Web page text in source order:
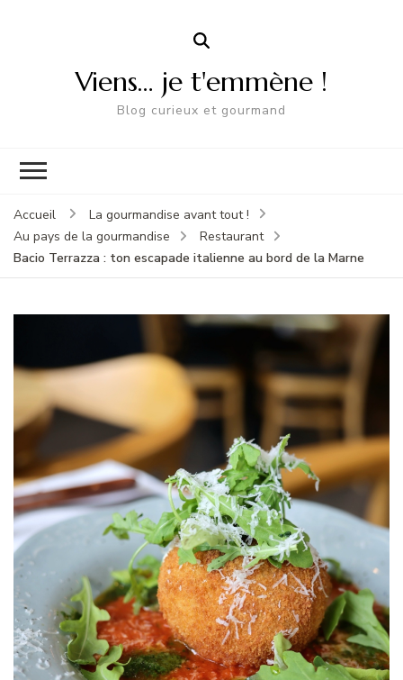
Viens… je t'emmène !
Blog curieux et gourmand
Accueil
La gourmandise avant tout !
Au pays de la gourmandise
Restaurant
Bacio Terrazza : ton escapade italienne au bord de la Marne